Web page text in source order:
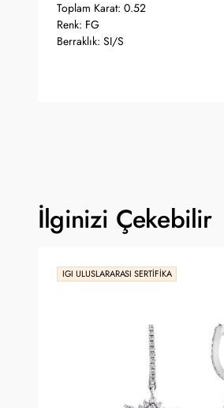
Toplam Karat: 0.52
Renk: FG
Berraklık: SI/S
İlginizi Çekebilir
IGI ULUSLARARASI SERTIFIKA